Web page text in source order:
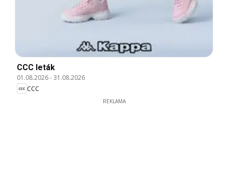
CCC leták
01.08.2026-31.08.2026
CCC
REKLAMA